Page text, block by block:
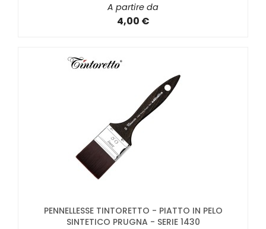
A partire da
4,00 €
PENNELLESSE TINTORETTO - PIATTO IN PELO
SINTETICO PRUGNA - SERIE 1430